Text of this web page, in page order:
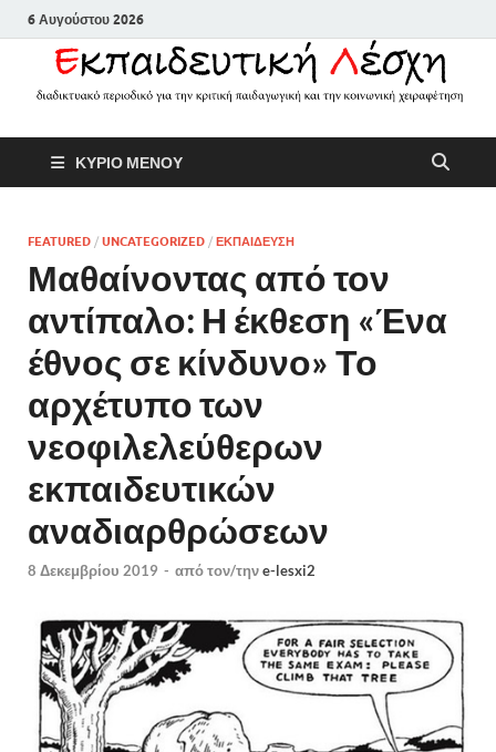
6 Αυγούστου 2026
κριτική παιδαγωγική και την
κοινωνική χειραφέτηση
ΚΥΡΙΟ ΜΕΝΟΥ
FEATURED / UNCATEGORIZED / ΕΚΠΑΙΔΕΥΣΗ
Μαθαίνοντας από τον
αντίπαλο: Η έκθεση «Ένα
έθνος σε κίνδυνο» Το
αρχέτυπο των
νεοφιλελεύθερων
εκπαιδευτικών
αναδιαρθρώσεων
8 Δεκεμβρίου 2019 - από τον/τηνe-lesxi2